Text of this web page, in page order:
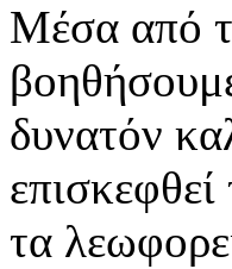
Μέσα από
δυνατόν
τα